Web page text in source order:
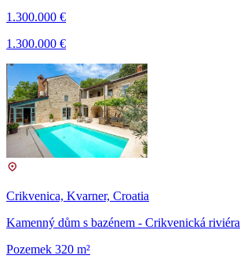
1.300.000 €
1.300.000 €
Crikvenica, Kvarner, Croatia
Kamenný dům s bazénem - Crikvenická riviéra
Pozemek 320 m²